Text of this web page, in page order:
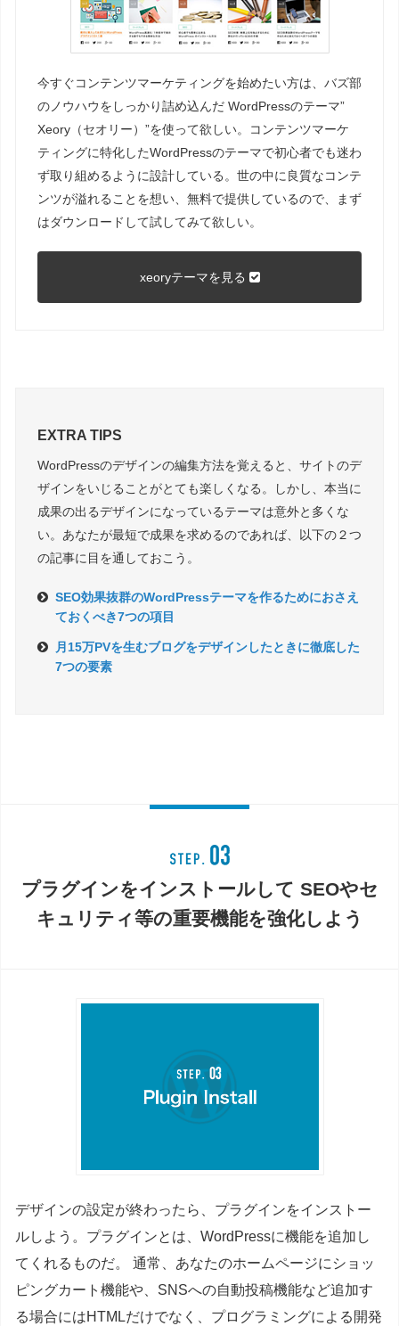
今すぐコンテンツマーケティングを始めたい方は、バズ部
のノウハウをしっかり詰め込んだ WordPressのテーマ”
Xeory（セオリー）”を使って欲しい。コンテンツマーケ
ティングに特化したWordPressのテーマで初心者でも迷わ
ず取り組めるように設計している。世の中に良質なコンテ
ンツが溢れることを想い、無料で提供しているので、まず
はダウンロードして試してみて欲しい。
xeoryテーマを見る
EXTRA TIPS
WordPressのデザインの編集方法を覚えると、サイトのデ
ザインをいじることがとても楽しくなる。しかし、本当に
成果の出るデザインになっているテーマは意外と多くな
い。あなたが最短で成果を求めるのであれば、以下の２つ
の記事に目を通しておこう。
SEO効果抜群のWordPressテーマを作るためにおさえ
ておくべき7つの項目
月15万PVを生むブログをデザインしたときに徹底した
7つの要素
プラグインをインストールして SEOやセ
キュリティ等の重要機能を強化しよう
デザインの設定が終わったら、プラグインをインストー
ルしよう。プラグインとは、WordPressに機能を追加し
てくれるものだ。 通常、あなたのホームページにショッ
ピングカート機能や、SNSへの自動投稿機能など追加す
る場合にはHTMLだけでなく、プログラミングによる開発